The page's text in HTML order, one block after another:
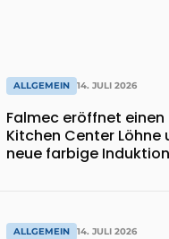
ALLGEMEIN 14. JULI 2026
Falmec eröffnet
Kitchen Center
neue farbige
ALLGEMEIN 14. JULI 2026